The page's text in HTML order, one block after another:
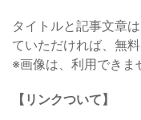
タイトルと記事文章
ていただければ、無料
※画像は、利用できま
【リンクついて】